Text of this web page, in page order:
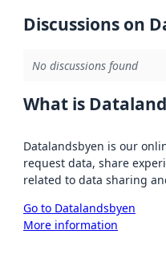
Discussions on
No discussions found
What is
Datalandsbyen is our
request data, share
related to data sharing
Go to Datalandsbyen
More information